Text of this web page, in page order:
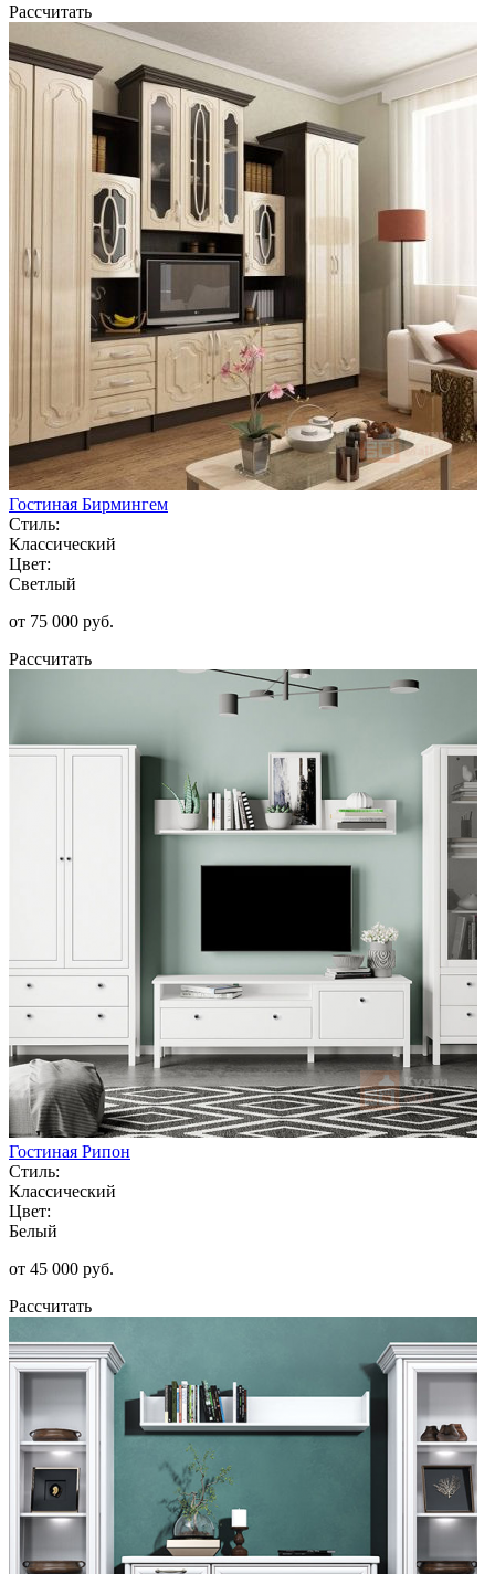
Рассчитать
Гостиная Бирмингем
Стиль:
Классический
Цвет:
Светлый
от 75 000 руб.
Рассчитать
Гостиная Рипон
Стиль:
Классический
Цвет:
Белый
от 45 000 руб.
Рассчитать